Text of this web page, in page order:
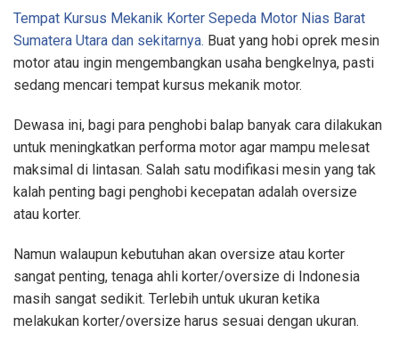
Tempat Kursus Mekanik Korter Sepeda Motor Nias Barat
Sumatera Utara dan sekitarnya. Buat yang hobi oprek mesin
motor atau ingin mengembangkan usaha bengkelnya, pasti
sedang mencari tempat kursus mekanik motor.
Dewasa ini, bagi para penghobi balap banyak cara dilakukan
untuk meningkatkan performa motor agar mampu melesat
maksimal di lintasan. Salah satu modifikasi mesin yang tak
kalah penting bagi penghobi kecepatan adalah oversize
atau korter.
Namun walaupun kebutuhan akan oversize atau korter
sangat penting, tenaga ahli korter/oversize di Indonesia
masih sangat sedikit. Terlebih untuk ukuran ketika
melakukan korter/oversize harus sesuai dengan ukuran.